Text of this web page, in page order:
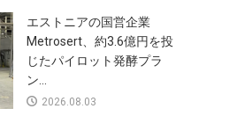
エストニアの国営企業
Metrosert、約3.6億円を投
じたパイロット発酵プラ
ン...
2026.08.03